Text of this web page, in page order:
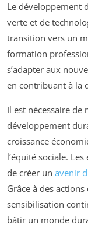
Le développement
verte et de
transition vers un
formation
s’adapter aux
en contribuant à la
Il est nécessaire de
développement
croissance
l’équité sociale.
de créer un avenir
Grâce à des
sensibilisation
bâtir un monde